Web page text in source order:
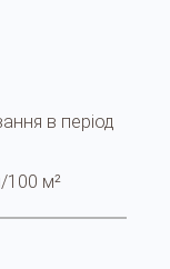
в період
100 м²